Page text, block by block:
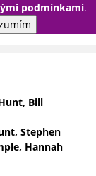
podmínkami.
PŘIHLÁSIT
Bill
Stephen
Hannah